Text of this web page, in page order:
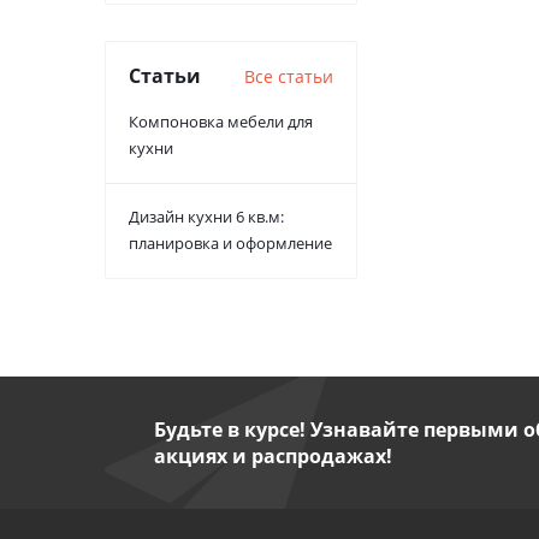
Статьи Все статьи
Компоновка мебели для
кухни
Дизайн кухни 6 кв.м:
планировка и оформление
Будьте в курсе! Узнавайте первыми
акциях и распродажах!